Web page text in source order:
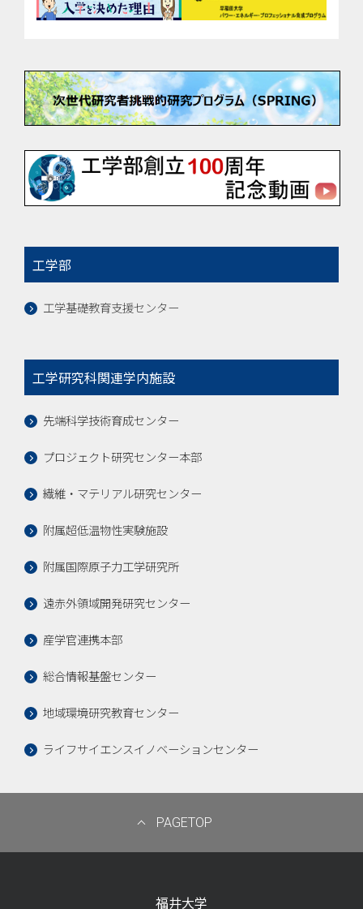
工学部
工学基礎教育支援センター
工学研究科関連学内施設
先端科学技術育成センター
プロジェクト研究センター本部
繊維・マテリアル研究センター
附属超低温物性実験施設
附属国際原子力工学研究所
遠赤外領域開発研究センター
産学官連携本部
総合情報基盤センター
地域環境研究教育センター
ライフサイエンスイノベーションセンター
PAGETOP
福井大学